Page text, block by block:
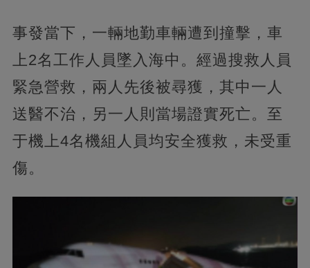
事發當下，一輛地勤車輛遭到撞擊，車
上2名工作人員墜入海中。經過搜救人員
緊急營救，兩人先後被尋獲，其中一人
送醫不治，另一人則當場證實死亡。至
于機上4名機組人員均安全獲救，未受重
傷。